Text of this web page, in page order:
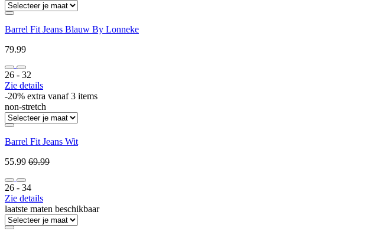
Barrel Fit Jeans Blauw By Lonneke
79.99
26 ‐ 32
Zie details
-20% extra vanaf 3 items
non-stretch
Barrel Fit Jeans Wit
55.99 69.99
26 ‐ 34
Zie details
laatste maten beschikbaar